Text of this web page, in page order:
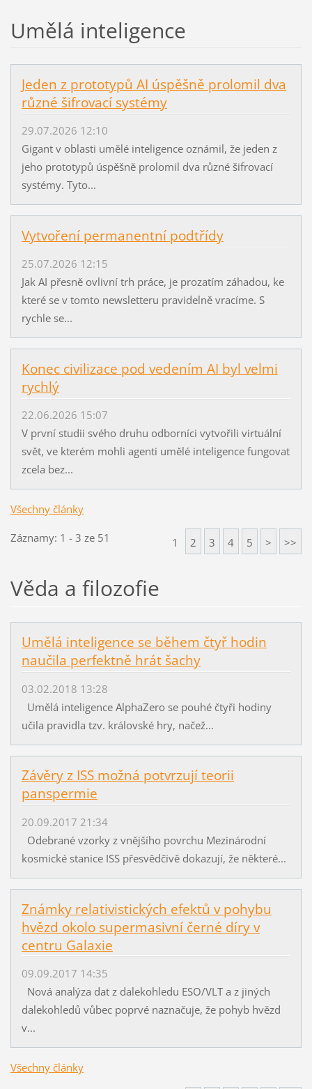
Umělá inteligence
Jeden z prototypů AI úspěšně prolomil dva
různé šifrovací systémy
29.07.2026 12:10
Gigant v oblasti umělé inteligence oznámil, že jeden z
jeho prototypů úspěšně prolomil dva různé šifrovací
systémy. Tyto...
Vytvoření permanentní podtřídy
25.07.2026 12:15
Jak AI přesně ovlivní trh práce, je prozatím záhadou, ke
které se v tomto newsletteru pravidelně vracíme. S
rychle se...
Konec civilizace pod vedením AI byl velmi
rychlý
22.06.2026 15:07
V první studii svého druhu odborníci vytvořili virtuální
svět, ve kterém mohli agenti umělé inteligence fungovat
zcela bez...
Všechny články
Záznamy: 1 - 3 ze 51 1 2 3 4 5 > >>
Věda a filozofie
Umělá inteligence se během čtyř hodin
naučila perfektně hrát šachy
03.02.2018 13:28
Umělá inteligence AlphaZero se pouhé čtyři hodiny
učila pravidla tzv. královské hry, načež...
Závěry z ISS možná potvrzují teorii
panspermie
20.09.2017 21:34
Odebrané vzorky z vnějšího povrchu Mezinárodní
kosmické stanice ISS přesvědčivě dokazují, že některé...
Známky relativistických efektů v pohybu
hvězd okolo supermasivní černé díry v
centru Galaxie
09.09.2017 14:35
Nová analýza dat z dalekohledu ESO/VLT a z jiných
dalekohledů vůbec poprvé naznačuje, že pohyb hvězd
v...
Všechny články